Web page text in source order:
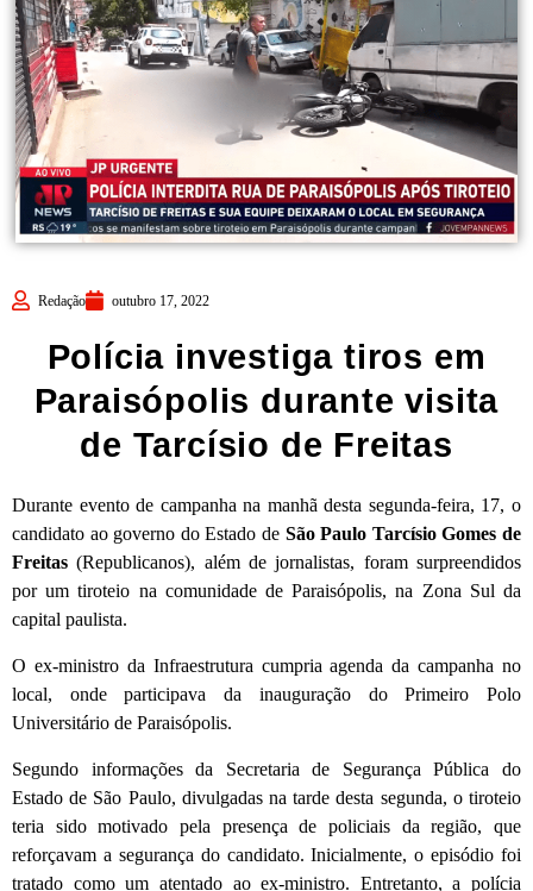
Redação outubro 17, 2022
Polícia investiga tiros em
Paraisópolis durante visita
de Tarcísio de Freitas
Durante evento de campanha na manhã desta segunda-feira, 17, o
candidato ao governo do Estado de São Paulo Tarcísio Gomes de
Freitas (Republicanos), além de jornalistas, foram surpreendidos
por um tiroteio na comunidade de Paraisópolis, na Zona Sul da
capital paulista.
O ex-ministro da Infraestrutura cumpria agenda da campanha no
local, onde participava da inauguração do Primeiro Polo
Universitário de Paraisópolis.
Segundo informações da Secretaria de Segurança Pública do
Estado de São Paulo, divulgadas na tarde desta segunda, o tiroteio
teria sido motivado pela presença de policiais da região, que
reforçavam a segurança do candidato. Inicialmente, o episódio foi
tratado como um atentado ao ex-ministro. Entretanto, a polícia